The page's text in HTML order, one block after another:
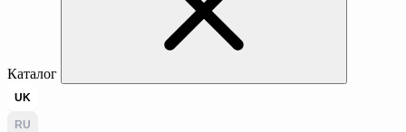
Каталог
UK
RU